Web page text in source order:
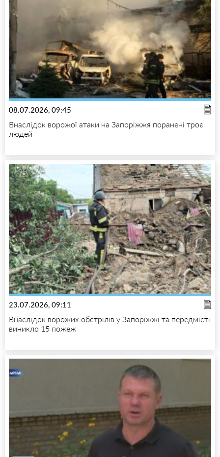
08.07.2026, 09:45
Внаслідок ворожої атаки на Запоріжжя поранені троє
людей
23.07.2026, 09:11
Внаслідок ворожих обстрілів у Запоріжжі та передмісті
виникло 15 пожеж